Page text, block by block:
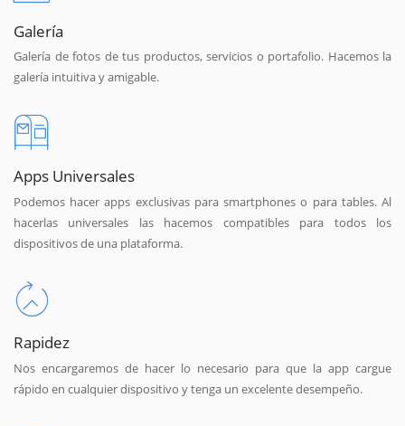
Galería
Galería de fotos de tus productos, servicios o portafolio. Hacemos la
galería intuitiva y amigable.
Apps Universales
Podemos hacer apps exclusivas para smartphones o para tables. Al
hacerlas universales las hacemos compatibles para todos los
dispositivos de una plataforma.
Rapidez
Nos encargaremos de hacer lo necesario para que la app cargue
rápido en cualquier dispositivo y tenga un excelente desempeño.